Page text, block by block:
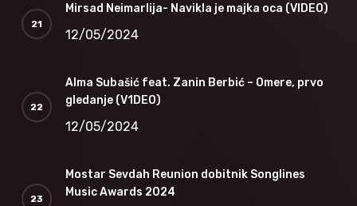
Mirsad Neimarlija- Navikla je majka oca (VIDEO)
12/05/2024
Alma Subašić feat. Zanin Berbić – Omere, prvo
gledanje (V1DEO)
12/05/2024
Mostar Sevdah Reunion dobitnik Songlines
Music Awards 2024